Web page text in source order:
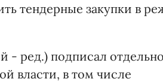
тендерные закупки в
- ред.) подписал
власти, в том числе